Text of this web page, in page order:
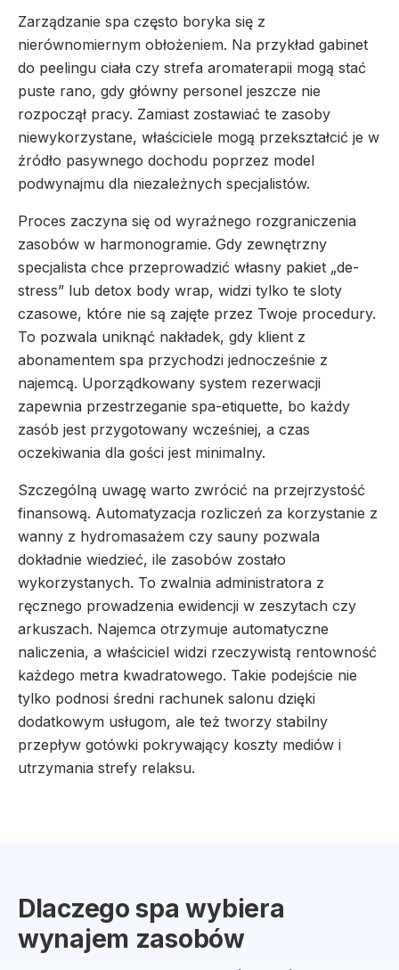
Zarządzanie spa często boryka się z
nierównomiernym obłożeniem. Na przykład gabinet
do peelingu ciała czy strefa aromaterapii mogą stać
puste rano, gdy główny personel jeszcze nie
rozpoczął pracy. Zamiast zostawiać te zasoby
niewykorzystane, właściciele mogą przekształcić je w
źródło pasywnego dochodu poprzez model
podwynajmu dla niezależnych specjalistów.
Proces zaczyna się od wyraźnego rozgraniczenia
zasobów w harmonogramie. Gdy zewnętrzny
specjalista chce przeprowadzić własny pakiet „de-
stress” lub detox body wrap, widzi tylko te sloty
czasowe, które nie są zajęte przez Twoje procedury.
To pozwala uniknąć nakładek, gdy klient z
abonamentem spa przychodzi jednocześnie z
najemcą. Uporządkowany system rezerwacji
zapewnia przestrzeganie spa-etiquette, bo każdy
zasób jest przygotowany wcześniej, a czas
oczekiwania dla gości jest minimalny.
Szczególną uwagę warto zwrócić na przejrzystość
finansową. Automatyzacja rozliczeń za korzystanie z
wanny z hydromasażem czy sauny pozwala
dokładnie wiedzieć, ile zasobów zostało
wykorzystanych. To zwalnia administratora z
ręcznego prowadzenia ewidencji w zeszytach czy
arkuszach. Najemca otrzymuje automatyczne
naliczenia, a właściciel widzi rzeczywistą rentowność
każdego metra kwadratowego. Takie podejście nie
tylko podnosi średni rachunek salonu dzięki
dodatkowym usługom, ale też tworzy stabilny
przepływ gotówki pokrywający koszty mediów i
utrzymania strefy relaksu.
Dlaczego spa wybiera
wynajem zasobów